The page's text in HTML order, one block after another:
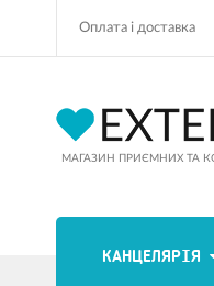
Оплата і доставка
МАГАЗИН ПРИЄМНИХ ТА
КАНЦЕЛЯРІЯ